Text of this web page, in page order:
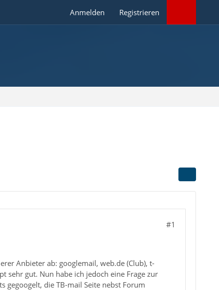
Anmelden Registrieren
#1
Anbieter ab: googlemail, web.de (Club), t-
sehr gut. Nun habe ich jedoch eine Frage zur
gegoogelt, die TB-mail Seite nebst Forum